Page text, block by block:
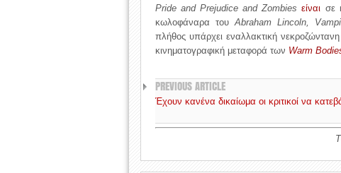
Pride and Prejudice and Zombies είναι σε
κωλοφάναρα τουAbraham Lincoln,
πλήθος υπάρχει εναλλακτική
κινηματογραφική μεταφορά των Warm
PREVIOUS ARTICLE
Έχουν κανένα δικαίωμα οι κριτικοί να